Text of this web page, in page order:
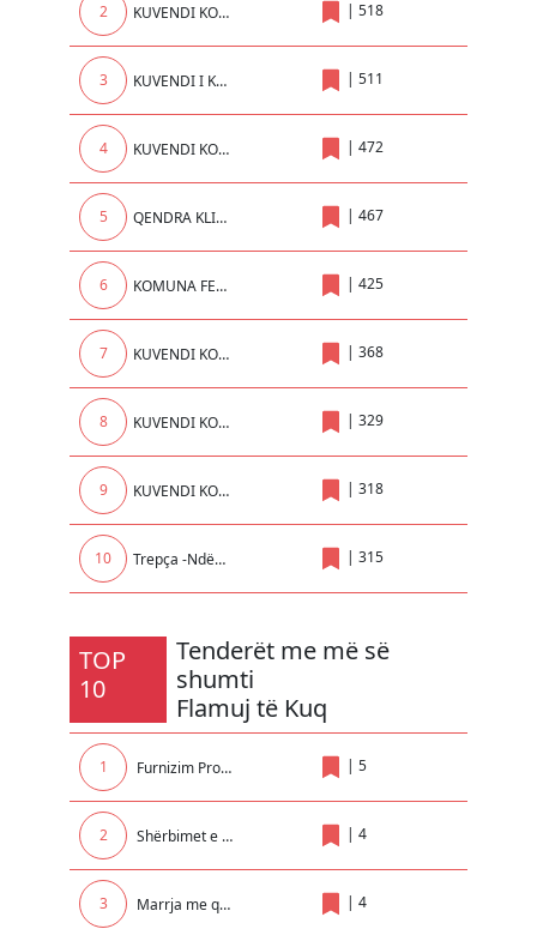
2 KUVENDI KOMUNAL | 518
3 KUVENDI I KOMUNES SE PRISHTINES | 511
4 KUVENDI KOMUNAL I PRIZRENIT | 472
5 QENDRA KLINIKE UNIVERSITARE E KOSOVES | 467
6 KOMUNA FERIZAJ | 425
7 KUVENDI KOMUNAL I KLINËS | 368
8 KUVENDI KOMUNAL LIPIJAN | 329
9 KUVENDI KOMUNAL MALISHEVE | 318
10 Trepça -Ndërrmarrje në Administrim të AKP | 315
TOP
10
Tenderët me më së
shumti
Flamuj të Kuq
1 Furnizim Promovues për nevojat e Rektoratit | 5
2 Shërbimet e zhvendosjes me marimangë dhe bllokimit të automjeteve në teritorin e Komunes së Malishevës | 4
3 Marrja me qera e makinerive për nevoja të NPL Kastrioti SH.A | 4